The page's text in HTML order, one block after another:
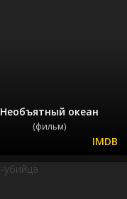
Необъятный океан
(фильм)